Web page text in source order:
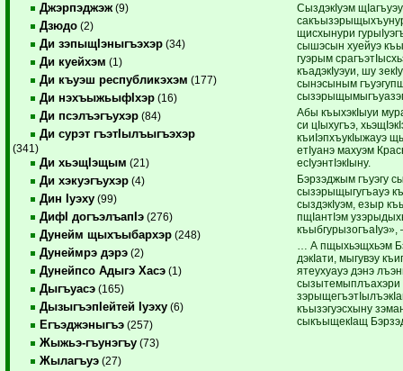
Джэрпэджэж (9)
Дзюдо (2)
Ди зэпыщIэныгъэхэр (34)
Ди куейхэм (1)
Ди къуэш республикэхэм (177)
Ди нэхъыжьыфIхэр (16)
Ди псэлъэгъухэр (84)
Ди сурэт гъэтIылъыгъэхэр
(341)
Ди хьэщIэщым (21)
Ди хэкуэгъухэр (4)
Дин Iуэху (99)
ДифI догъэлъапIэ (276)
Дунейм щыхъыбархэр (248)
Дунеймрэ дэрэ (2)
Дунейпсо Адыгэ Хасэ (1)
Дыгъуасэ (165)
ДызыгъэпIейтей Iуэху (6)
Егъэджэныгъэ (257)
Жыжьэ-гъунэгъу (73)
Жылагъуэ (27)
СыздэкIуэм
щисхынури
сышэсын хуейуэ
гуэрым
къадэкIуэуи, шу
сынэсыным
Абы къыхэкIыуи
си цIыхугъэ,
къиIэпхъукIыжауэ
етIуанэ махуэм
есIуэнтIэкIыну.
Бэрзэджым гъуэгу
сызэрыщыгугъауэ
сыздэкIуэм, езыр
пщIантIэм
къыбгурызогъаIуэ»,
… А пщыхьэщхьэм
дэкIати, мыгувэу
ятеухуауэ дэнэ
сызытемыплъахэри
къызэгуэсхыну
сыкъыщекIащ